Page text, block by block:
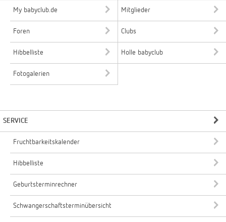
My babyclub.de Mitglieder
Foren Clubs
Hibbelliste Holle babyclub
Fotogalerien
SERVICE
Fruchtbarkeitskalender
Hibbelliste
Geburtsterminrechner
Schwangerschaftsterminübersicht